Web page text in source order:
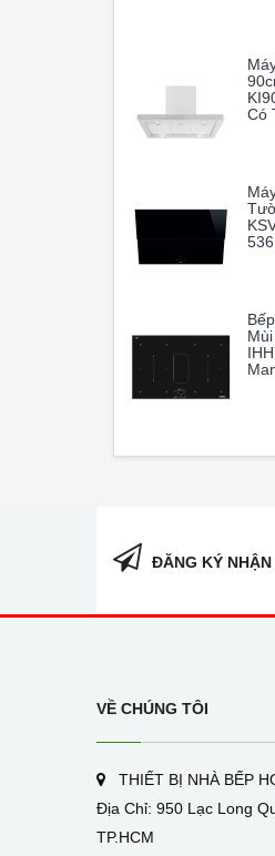
Có
ĐĂNG KÝ NHẬN
VỀ CHÚNG TÔI
THIẾT BỊ NHÀ BẾP
Địa Chỉ: 950 Lạc Long
TP.HCM